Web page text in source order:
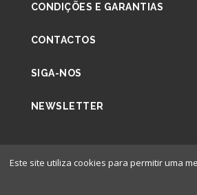
CONDIÇÕES E GARANTIAS
CONTACTOS
SIGA-NOS
NEWSLETTER
© S-Tic | Desenvolvido
Este site utiliza cookies para permitir uma